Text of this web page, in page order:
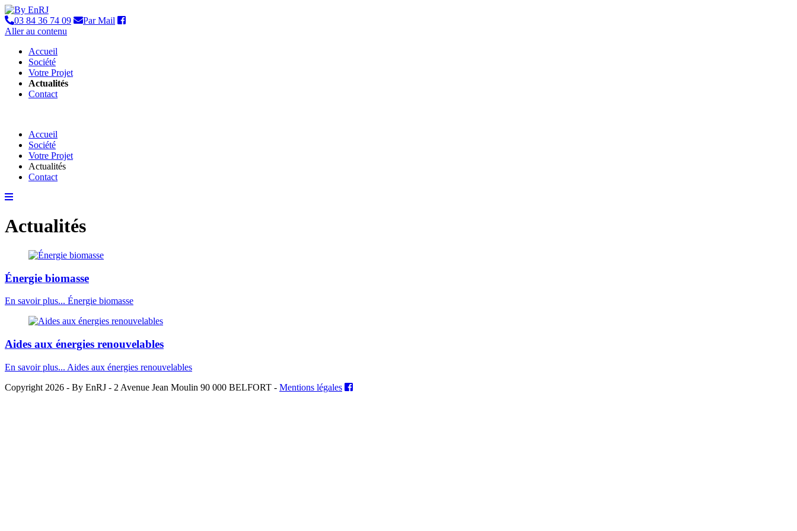
03 84 36 74 09
Par Mail
Aller au contenu
Accueil
Société
Votre Projet
Actualités
Contact
Accueil
Société
Votre Projet
Actualités
Contact
Actualités
Énergie biomasse
En savoir plus... Énergie biomasse
Aides aux énergies renouvelables
En savoir plus... Aides aux énergies renouvelables
Copyright 2026 - By EnRJ - 2 Avenue Jean Moulin 90 000 BELFORT - Mentions légales